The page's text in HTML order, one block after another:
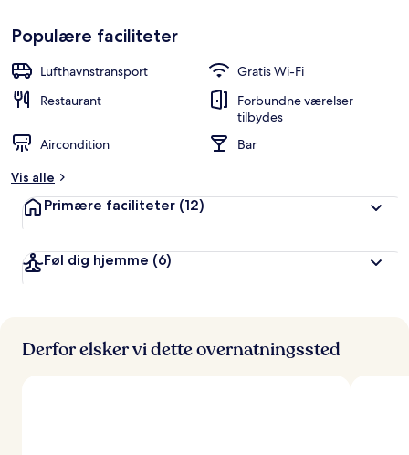
Gæstefavoritter
f
e
e
Populære faciliteter
Lufthavnstransport
Gratis Wi-Fi
Restaurant
Forbundne værelser
tilbydes
Aircondition
Bar
Vis alle
Primære faciliteter (12)
Føl dig hjemme (6)
Derfor elsker vi dette overnatningssted